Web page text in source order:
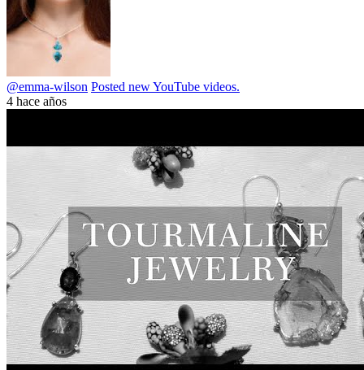
@emma-wilson Posted new YouTube videos.
4 hace años